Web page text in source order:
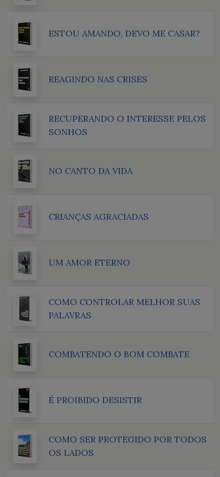
ESTOU AMANDO, DEVO ME CASAR?
REAGINDO NAS CRISES
RECUPERANDO O INTERESSE PELOS
SONHOS
NO CANTO DA VIDA
CRIANÇAS AGRACIADAS
UM AMOR ETERNO
COMO CONTROLAR MELHOR SUAS
PALAVRAS
COMBATENDO O BOM COMBATE
É PROIBIDO DESISTIR
COMO SER PROTEGIDO POR TODOS
OS LADOS